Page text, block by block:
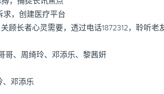
求，创建医疗平台
顾长者心灵需要，透过电话1872312，聆听老
哥、周绮玲、邓添乐、黎茜姸
、邓添乐